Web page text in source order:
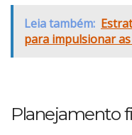
Leia também:
para impulsionar
Planejamento